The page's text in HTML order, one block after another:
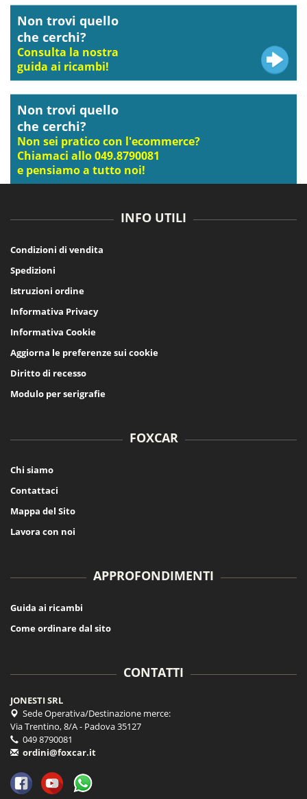
Non trovi quello
che cerchi?
Consulta la nostra
guida ai ricambi!
Non trovi quello
che cerchi?
Non sei pratico con l'ecommerce?
Chiamaci allo 049.8790081
e pensiamo a tutto noi!
INFO UTILI
Condizioni di vendita
Spedizioni
Istruzioni ordine
Informativa Privacy
Informativa Cookie
Aggiorna le preferenze sui cookie
Diritto di recesso
Modulo per serigrafie
FOXCAR
Chi siamo
Contattaci
Mappa del Sito
Lavora con noi
APPROFONDIMENTI
Guida ai ricambi
Come ordinare dal sito
CONTATTI
JONESTI SRL
Sede Operativa/Destinazione merce:
Via Trentino, 8/A - Padova 35127
049 8790081
ordini@foxcar.it